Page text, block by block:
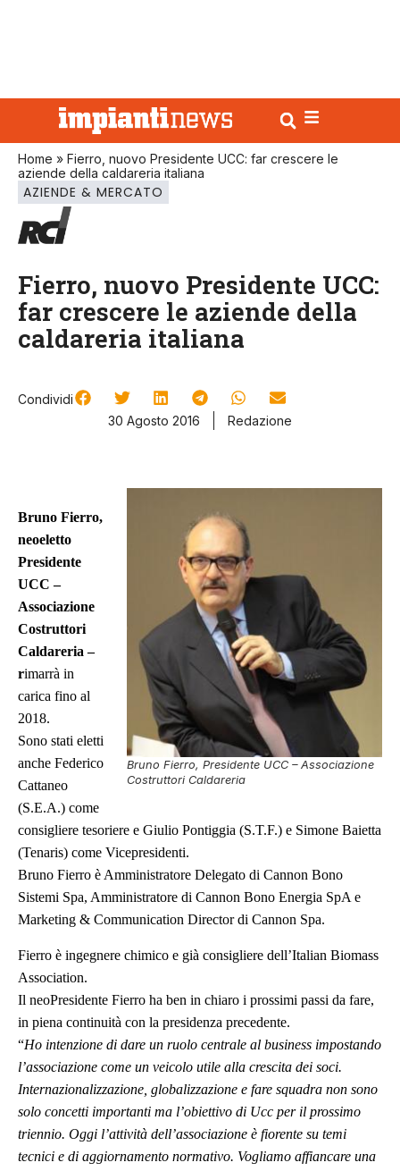
Home » Fierro, nuovo Presidente UCC: far crescere le
aziende della caldareria italiana
AZIENDE & MERCATO
Fierro, nuovo Presidente UCC:
far crescere le aziende della
caldareria italiana
Condividi
30 Agosto 2016
Redazione
Bruno Fierro, Presidente UCC – Associazione
Costruttori Caldareria
Bruno Fierro,
neoeletto
Presidente
UCC –
Associazione
Costruttori
Caldareria–
rimarrà in
carica fino al
2018.
Sono stati eletti
anche Federico
Cattaneo
(S.E.A.) come
consigliere tesoriere e Giulio Pontiggia (S.T.F.) e Simone Baietta
(Tenaris) come Vicepresidenti.
Bruno Fierro è Amministratore Delegato di Cannon Bono
Sistemi Spa, Amministratore di Cannon Bono Energia SpA e
Marketing & Communication Director di Cannon Spa.
Fierro è ingegnere chimico e già consigliere dell’Italian Biomass
Association.
Il neoPresidente Fierro ha ben in chiaro i prossimi passi da fare,
in piena continuità con la presidenza precedente.
“Ho intenzione di dare un ruolo centrale al business impostando
l’associazione come un veicolo utile alla crescita dei soci.
Internazionalizzazione, globalizzazione e fare squadra non sono
solo concetti importanti ma l’obiettivo di Ucc per il prossimo
triennio. Oggi l’attività dell’associazione è fiorente su temi
tecnici e di aggiornamento normativo. Vogliamo affiancare una